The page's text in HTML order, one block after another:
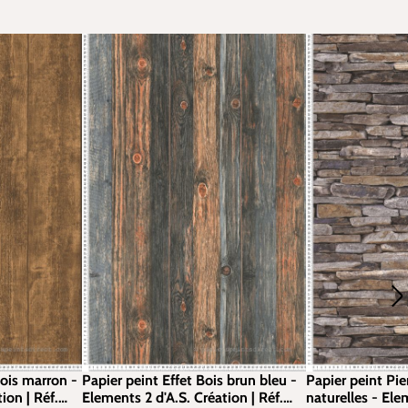
marron -
| Réf.
Papier peint Effet Bois brun bleu -
Elements 2 d'A.S. Création | Réf.
Papier peint
naturelles -